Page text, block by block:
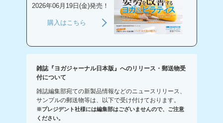
2026年06月19日(金)発売！
購入はこちら
雑誌『ヨガジャーナル日本版』へのリリース・郵送物受
付について
雑誌編集部宛ての新製品情報などのニュースリリース、
サンプルの郵送物等は、以下で受け付けております。
※プレジデント社様には編集部はございませんので、ご注意
ください。